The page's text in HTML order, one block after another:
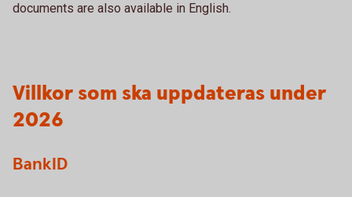
documents are also available in English.
Villkor som ska uppdateras under
2026
BankID